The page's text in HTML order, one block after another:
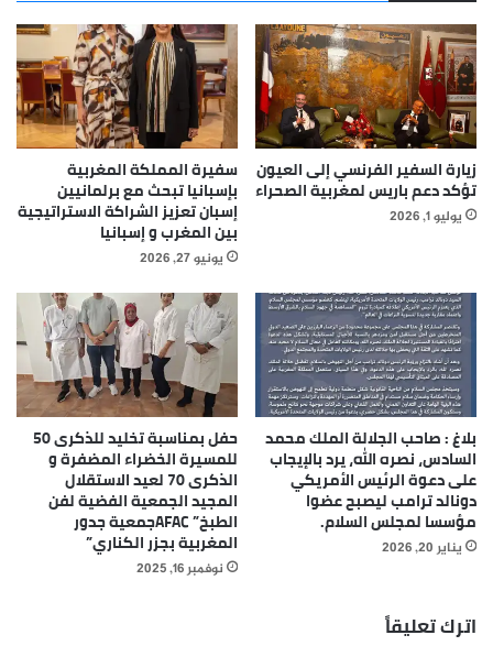
زيارة السفير الفرنسي إلى العيون
تؤكد دعم باريس لمغربية الصحراء
يوليو 1, 2026
سفيرة المملكة المغربية
بإسبانيا تبحث مع برلمانيين
إسبان تعزيز الشراكة الاستراتيجية
بين المغرب و إسبانيا
يونيو 27, 2026
بلاغ : صاحب الجلالة الملك محمد
السادس، نصره الله، يرد بالإيجاب
على دعوة الرئيس الأمريكي
دونالد ترامب ليصبح عضوا
مؤسسا لمجلس السلام.
يناير 20, 2026
حفل بمناسبة تخليد للذكرى 50
للمسيرة الخضراء المضفرة و
الذكرى 70 لعيد الاستقلال
المجيد الجمعية الفضية لفن
الطبخ” AFACجمعية جدور
المغربية بجزر الكناري”
نوفمبر 16, 2025
اترك تعليقاً